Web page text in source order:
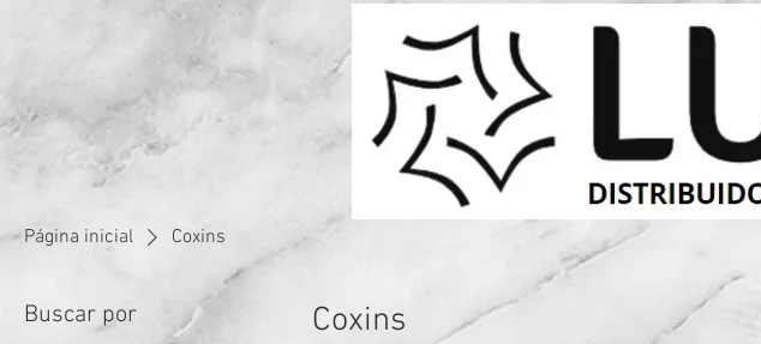
Página inicial Coxins
Buscar por Coxins